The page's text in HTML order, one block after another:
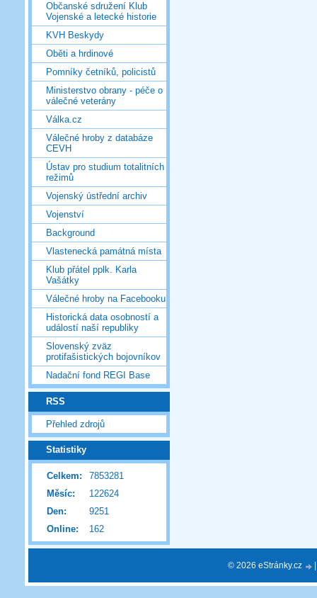
Občanské sdružení Klub
Vojenské a letecké historie
KVH Beskydy
Oběti a hrdinové
Pomníky četníků, policistů
Ministerstvo obrany - péče o
válečné veterány
Válka.cz
Válečné hroby z databáze
CEVH
Ústav pro studium totalitních
režimů
Vojenský ústřední archiv
Vojenství
Background
Vlastenecká památná místa
Klub přátel pplk. Karla
Vašátky
Válečné hroby na Facebooku
Historická data osobností a
událostí naší republiky
Slovenský zväz
protifašistických bojovníkov
Nadační fond REGI Base
RSS
Přehled zdrojů
Statistiky
Online: 162
Celkem:
7853281
Měsíc:
122624
Den:
9251
© 2026 eStránky.cz